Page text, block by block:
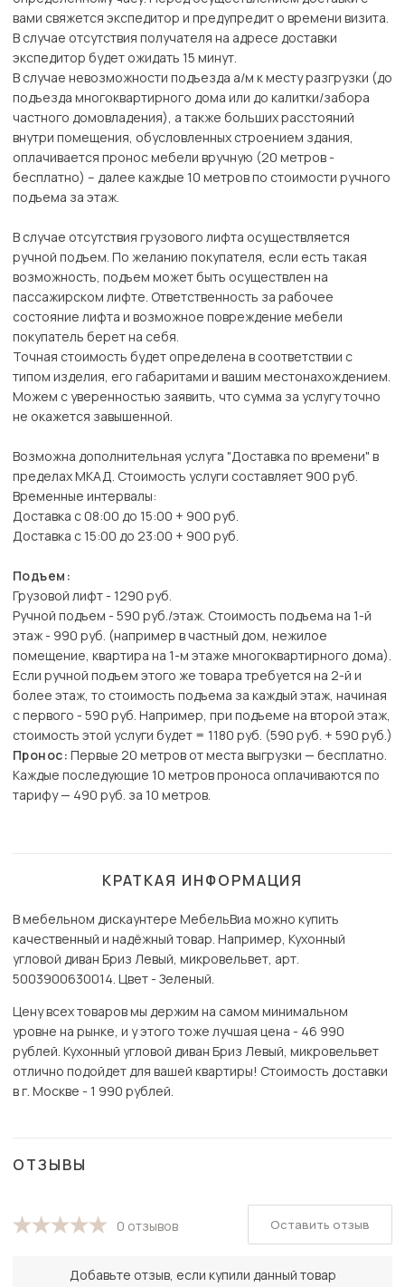
вами свяжется экспедитор и предупредит о времени визита.
В случае отсутствия получателя на адресе доставки
экспедитор будет ожидать 15 минут.
В случае невозможности подъезда а/м к месту разгрузки (до
подъезда многоквартирного дома или до калитки/забора
частного домовладения), а также больших расстояний
внутри помещения, обусловленных строением здания,
оплачивается пронос мебели вручную (20 метров -
бесплатно) – далее каждые 10 метров по стоимости ручного
подъема за этаж.
В случае отсутствия грузового лифта осуществляется
ручной подъем. По желанию покупателя, если есть такая
возможность, подъем может быть осуществлен на
пассажирском лифте. Ответственность за рабочее
состояние лифта и возможное повреждение мебели
покупатель берет на себя.
Точная стоимость будет определена в соответствии с
типом изделия, его габаритами и вашим местонахождением.
Можем с уверенностью заявить, что сумма за услугу точно
не окажется завышенной.
Возможна дополнительная услуга "Доставка по времени" в
пределах МКАД. Стоимость услуги составляет 900 руб.
Временные интервалы:
Доставка с 08:00 до 15:00 + 900 руб.
Доставка с 15:00 до 23:00 + 900 руб.
Подъем:
Грузовой лифт - 1290 руб.
Ручной подъем - 590 руб./этаж. Стоимость подъема на 1-й
этаж - 990 руб. (например в частный дом, нежилое
помещение, квартира на 1-м этаже многоквартирного дома).
Если ручной подъем этого же товара требуется на 2-й и
более этаж, то стоимость подъема за каждый этаж, начиная
с первого - 590 руб. Например, при подъеме на второй этаж,
стоимость этой услуги будет = 1180 руб. (590 руб. + 590 руб.)
Пронос: Первые 20 метров от места выгрузки — бесплатно.
Каждые последующие 10 метров проноса оплачиваются по
тарифу — 490 руб. за 10 метров.
КРАТКАЯ ИНФОРМАЦИЯ
В мебельном дискаунтере МебельВиа можно купить
качественный и надёжный товар. Например, Кухонный
угловой диван Бриз Левый, микровельвет, арт.
5003900630014. Цвет - Зеленый.
Цену всех товаров мы держим на самом минимальном
уровне на рынке, и у этого тоже лучшая цена - 46 990
рублей. Кухонный угловой диван Бриз Левый, микровельвет
отлично подойдет для вашей квартиры! Стоимость доставки
в г. Москве - 1 990 рублей.
ОТЗЫВЫ
0 отзывов
Добавьте отзыв, если купили данный товар
Оставить отзыв